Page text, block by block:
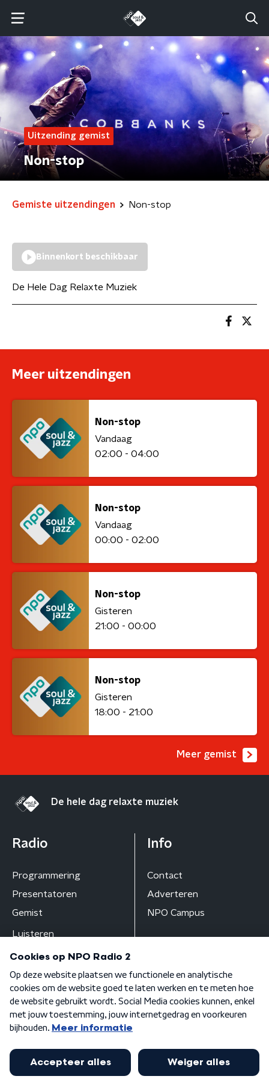
Uitzending gemist
Non-stop
Gemiste uitzendingen Non-stop
Binnenkort beschikbaar
De Hele Dag Relaxte Muziek
Meer uitzendingen
Non-stop
Vandaag
02:00 - 04:00
Non-stop
Vandaag
00:00 - 02:00
Non-stop
Gisteren
21:00 - 00:00
Non-stop
Gisteren
18:00 - 21:00
Meer gemist
De hele dag relaxte muziek
Radio
Programmering
Presentatoren
Gemist
Luisteren
Info
Contact
Adverteren
NPO Campus
Algemene voorwaarden